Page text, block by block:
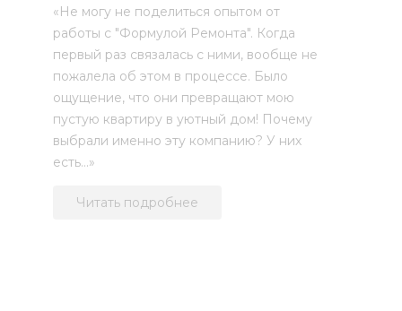
«Не могу не поделиться опытом от
работы с "Формулой Ремонта". Когда
первый раз связалась с ними, вообще не
пожалела об этом в процессе. Было
ощущение, что они превращают мою
пустую квартиру в уютный дом! Почему
выбрали именно эту компанию? У них
есть...»
Читать подробнее